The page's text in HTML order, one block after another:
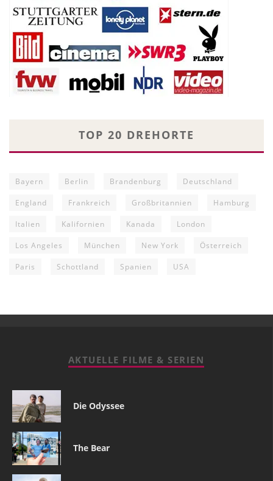
TOP 20 DREHORTE
Bayern Berlin Brandenburg Deutschland
England Frankreich Großbritannien Hamburg
Italien Kalifornien Kanada London
Los Angeles München New York Österreich
Paris Schottland Spanien USA
AKTUELLE FILME & SERIEN
Die Odyssee
The Bear